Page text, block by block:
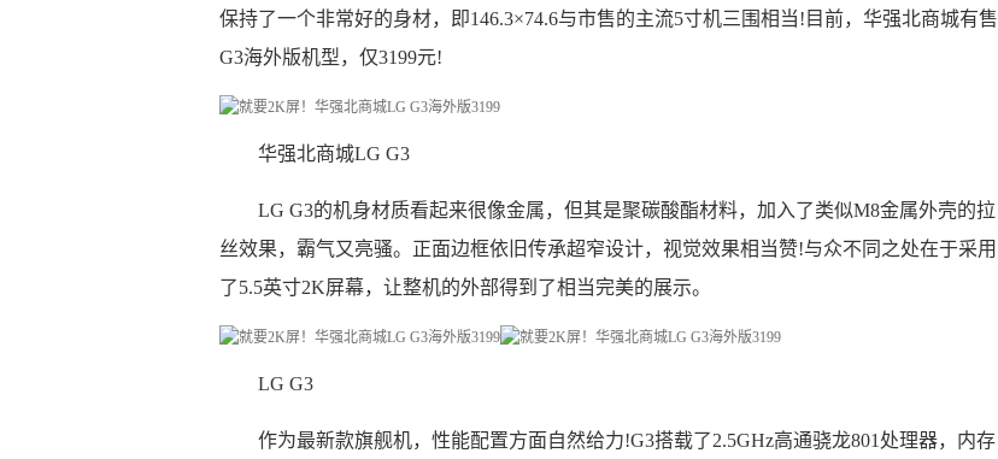
保持了一个非常好的身材，即146.3×74.6与市售的主流5寸机三围相当!目前，华强北商城有售
G3海外版机型，仅3199元!
华强北商城LG G3
LG G3的机身材质看起来很像金属，但其是聚碳酸酯材料，加入了类似M8金属外壳的拉
丝效果，霸气又亮骚。正面边框依旧传承超窄设计，视觉效果相当赞!与众不同之处在于采用
了5.5英寸2K屏幕，让整机的外部得到了相当完美的展示。
LG G3
作为最新款旗舰机，性能配置方面自然给力!G3搭载了2.5GHz高通骁龙801处理器，内存